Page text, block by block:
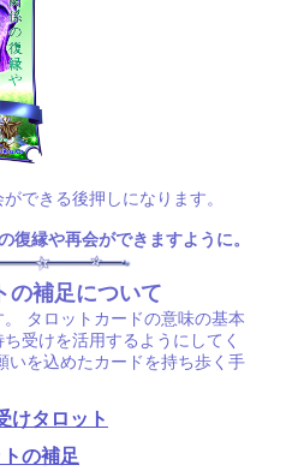
できる後押しになります。
復縁や再会ができますように。
の補足について
タロットカードの意味の基本
受けを活用するようにしてく
いを込めたカードを持ち歩く手
けタロット
の補足